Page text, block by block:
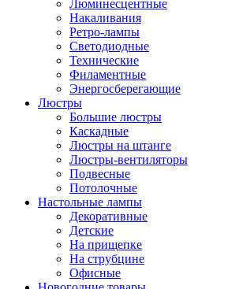
Люминесцентные
Накаливания
Ретро-лампы
Светодиодные
Технические
Филаментные
Энергосберегающие
Люстры
Большие люстры
Каскадные
Люстры на штанге
Люстры-вентиляторы
Подвесные
Потолочные
Настольные лампы
Декоративные
Детские
На прищепке
На струбцине
Офисные